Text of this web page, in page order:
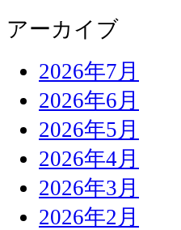
アーカイブ
2026年7月
2026年6月
2026年5月
2026年4月
2026年3月
2026年2月